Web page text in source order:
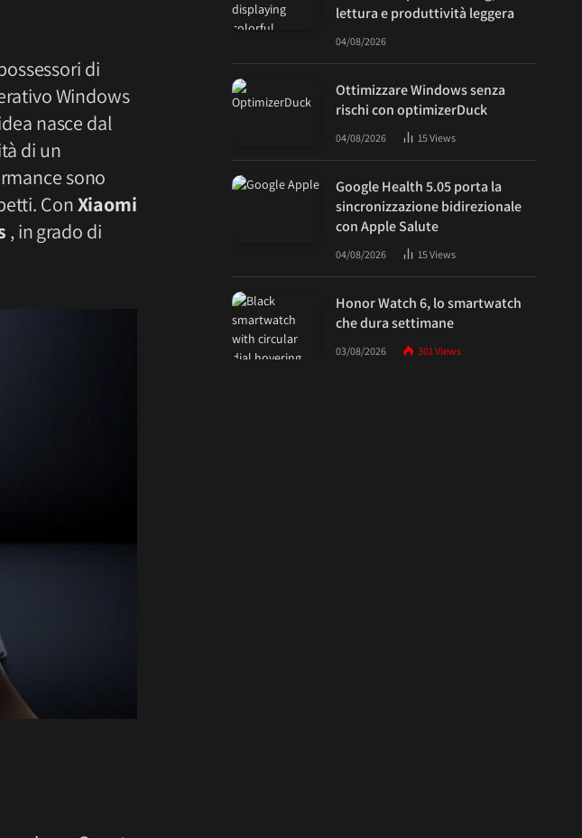
di
Windows
nasce dal
di un
sono
ConXiaomi
, in grado di
lettura e produttività leggera
04/08/2026
Ottimizzare Windows senza
rischi con optimizerDuck
04/08/2026 15Views
Google Health 5.05 porta la
sincronizzazione bidirezionale
con Apple Salute
04/08/2026 15Views
Honor Watch 6, lo smartwatch
che dura settimane
03/08/2026 301Views